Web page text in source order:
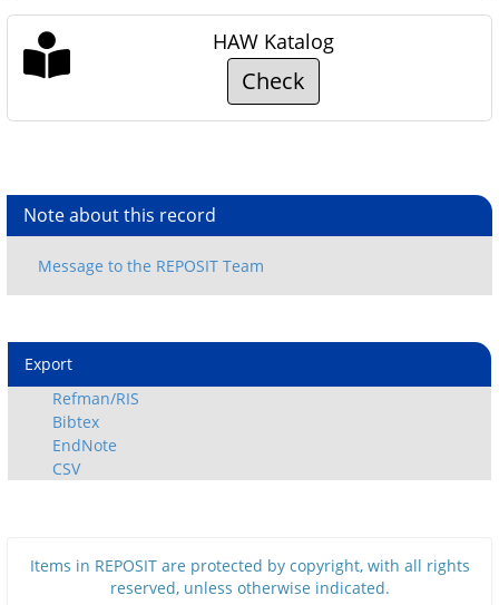
HAW Katalog
Check
Note about this record
Export
Refman/RIS
Bibtex
EndNote
CSV
Items in REPOSIT are protected by copyright, with all rights
reserved, unless otherwise indicated.